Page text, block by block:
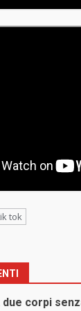
tok
due corpi